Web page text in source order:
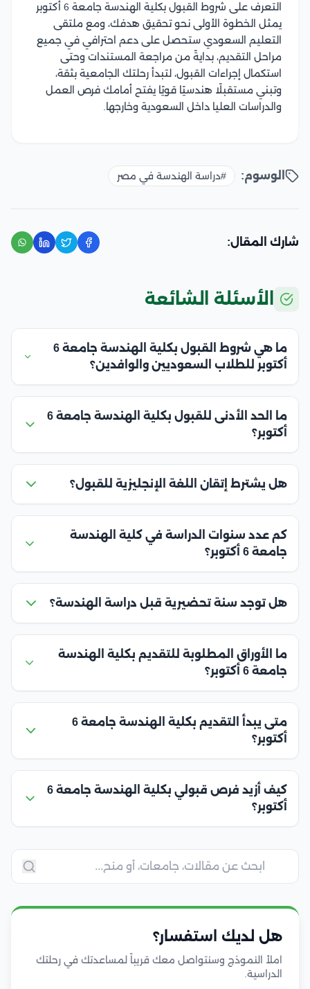
التعرف على شروط القبول بكلية الهندسة جامعة 6 أكتوبر
يمثل الخطوة الأولى نحو تحقيق هدفك، ومع ملتقى
التعليم السعودي ستحصل على دعم احترافي في جميع
مراحل التقديم، بدايةً من مراجعة المستندات وحتى
استكمال إجراءات القبول، لتبدأ رحلتك الجامعية بثقة،
وتبني مستقبلًا هندسيًا قويًا يفتح أمامك فرص العمل
والدراسات العليا داخل السعودية وخارجها.
الوسوم: #دراسة الهندسة في مصر
شارك المقال:
الأسئلة الشائعة
ما هي شروط القبول بكلية الهندسة جامعة 6
أكتوبر للطلاب السعوديين والوافدين؟
ما الحد الأدنى للقبول بكلية الهندسة جامعة 6
أكتوبر؟
هل يشترط إتقان اللغة الإنجليزية للقبول؟
كم عدد سنوات الدراسة في كلية الهندسة
جامعة 6 أكتوبر؟
هل توجد سنة تحضيرية قبل دراسة الهندسة؟
ما الأوراق المطلوبة للتقديم بكلية الهندسة
جامعة 6 أكتوبر؟
متى يبدأ التقديم بكلية الهندسة جامعة 6
أكتوبر؟
كيف أزيد فرص قبولي بكلية الهندسة جامعة 6
أكتوبر؟
هل لديك استفسار؟
املأ النموذج وسنتواصل معك قريباً لمساعدتك في رحلتك
الدراسية.